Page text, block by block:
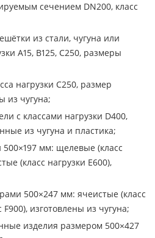
сечением DN200, класс
из стали, чугуна или
А15, В125, С250, размеры
нагрузки С250, размер
из чугуна;
с классами нагрузки D400,
из чугуна и пластика;
500×197 мм: щелевые (класс
(класс нагрузки Е600),
500×247 мм: ячеистые (класс
изготовлены из чугуна;
изделия размером 500×427